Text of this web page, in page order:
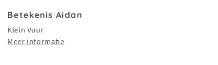
Betekenis Aidan
Klein Vuur
Meer informatie